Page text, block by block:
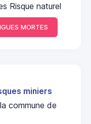
Risque naturel
MORTES
miniers
commune de